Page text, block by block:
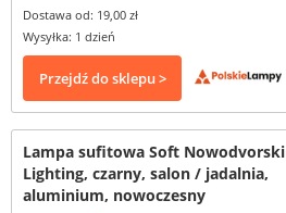
Dostawa od: 19,00 zł
Wysyłka: 1 dzień
Przejdź do sklepu >
Lampa sufitowa Soft Nowodvorski
Lighting, czarny, salon / jadalnia,
aluminium, nowoczesny